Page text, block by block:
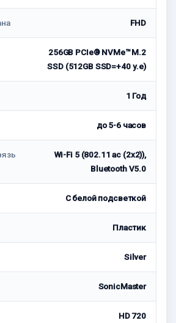
FHD
256GB PCIe® NVMe™ M.2
SSD (512GB SSD=+40 у.е)
1 Год
до 5-6 часов
Wi-Fi 5 (802.11 ac (2x2)),
Bluetooth V5.0
С белой подсветкой
Пластик
Silver
SonicMaster
HD 720